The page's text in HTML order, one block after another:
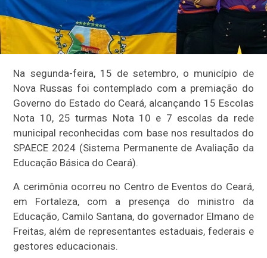
Na segunda-feira, 15 de setembro, o município de
Nova Russas foi contemplado com a premiação do
Governo do Estado do Ceará, alcançando 15 Escolas
Nota 10, 25 turmas Nota 10 e 7 escolas da rede
municipal reconhecidas com base nos resultados do
SPAECE 2024 (Sistema Permanente de Avaliação da
Educação Básica do Ceará).
A cerimônia ocorreu no Centro de Eventos do Ceará,
em Fortaleza, com a presença do ministro da
Educação, Camilo Santana, do governador Elmano de
Freitas, além de representantes estaduais, federais e
gestores educacionais.